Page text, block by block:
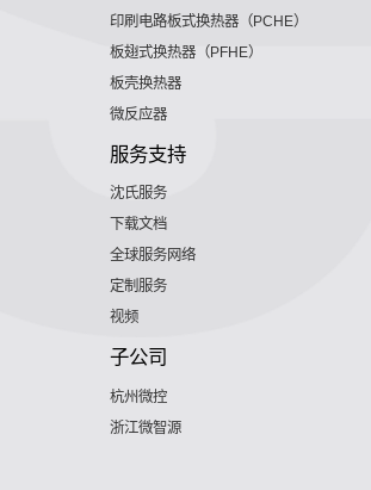
印刷电路板式换热器（PCHE）
板翅式换热器（PFHE）
板壳换热器
微反应器
服务支持
沈氏服务
下载文档
全球服务网络
定制服务
视频
子公司
杭州微控
浙江微智源